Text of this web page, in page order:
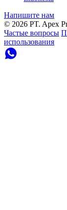
Напишите нам
© 2026 PT. Apex
Частые вопросы
использования